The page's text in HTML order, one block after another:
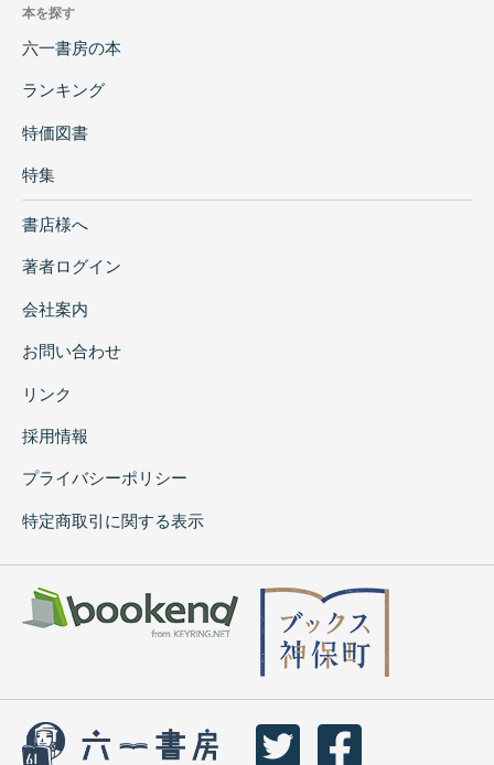
本を探す
六一書房の本
ランキング
特価図書
特集
書店様へ
著者ログイン
会社案内
お問い合わせ
リンク
採用情報
プライバシーポリシー
特定商取引に関する表示